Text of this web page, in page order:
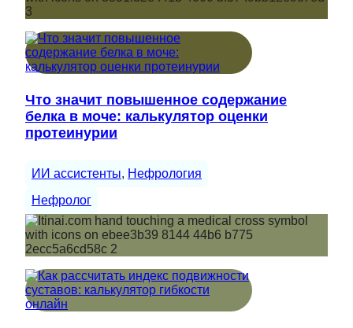
Что значит повышенное содержание
белка в моче: калькулятор оценки
протеинурии
ИИ ассистенты, Нефрология
Нефролог